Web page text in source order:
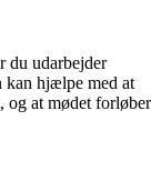
du udarbejder
kan hjælpe med at
og at mødet forløber